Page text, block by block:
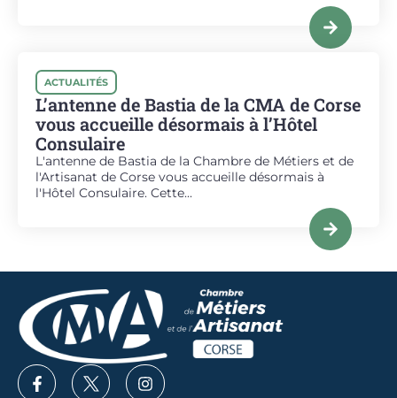
ACTUALITÉS
L’antenne de Bastia de la CMA de Corse
vous accueille désormais à l’Hôtel
Consulaire
L'antenne de Bastia de la Chambre de Métiers et de
l'Artisanat de Corse vous accueille désormais à
l'Hôtel Consulaire. Cette...